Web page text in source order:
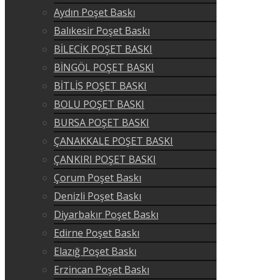
Aydın Poşet Baskı
Balıkesir Poşet Baskı
BİLECİK POŞET BASKI
BİNGÖL POŞET BASKI
BİTLİS POŞET BASKI
BOLU POŞET BASKI
BURSA POŞET BASKI
ÇANAKKALE POŞET BASKI
ÇANKIRI POŞET BASKI
Çorum Poşet Baskı
Denizli Poşet Baskı
Diyarbakır Poşet Baskı
Edirne Poşet Baskı
Elazığ Poşet Baskı
Erzincan Poşet Baskı